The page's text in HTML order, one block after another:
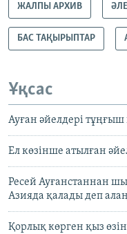
ЖАЛПЫ АРХИВ
БАС ТАҚЫРЫПТАР
Ұқсас
Ауған әйелдері
Ел көзінше атылған
Ресей Ауғанстаннан
Азияда қалады деп
Қорлық көрген қыз өзін